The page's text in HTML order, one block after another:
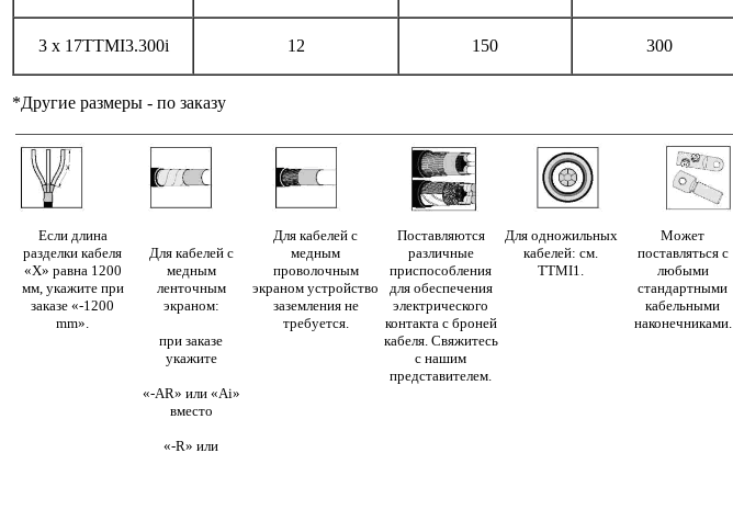
3 x 17TTMI3.300i 12 150 300
*Другие размеры - по заказу
Если длина
разделки кабеля
«Х» равна 1200
мм, укажите при
заказе «-1200
mm».
Для кабелей с
медным
ленточным
экраном:
при заказе
укажите
«-AR» или «Ai»
вместо
«-R» или
Для кабелей с
медным
проволочным
экраном устройство
заземления не
требуется.
Поставляются
различные
приспособления
для обеспечения
электрического
контакта с броней
кабеля. Свяжитесь
с нашим
представителем.
Для одножильных
кабелей: см.
TTMI1.
Может
поставляться с
любыми
стандартными
кабельными
наконечниками.